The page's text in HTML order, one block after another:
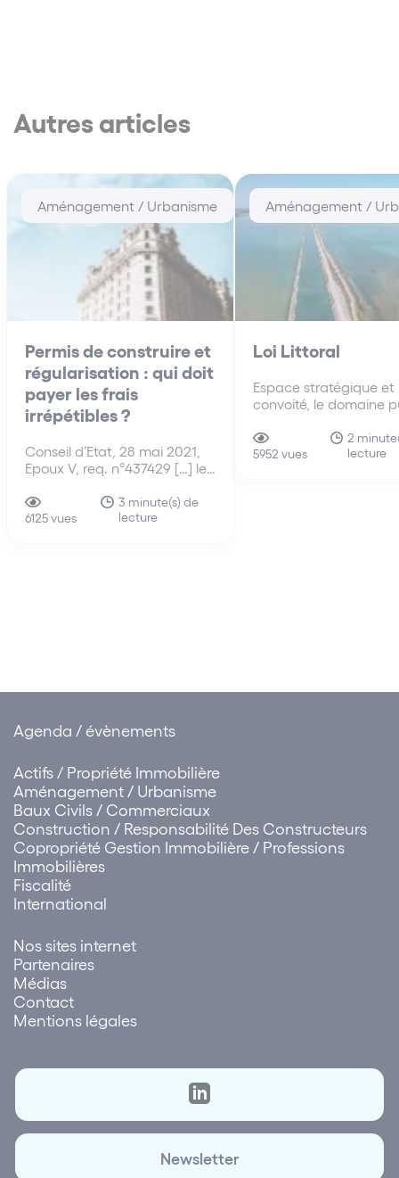
Autres articles
Aménagement / Urbanisme
Permis de construire et
régularisation : qui doit
payer les frais
irrépétibles ?
Conseil d’Etat, 28 mai 2021,
Epoux V, req. n°437429 […] le
apporter une inflexion à sa
jurisprudence concernant les
6125 vues
3 minute(s) de
lecture
Aménagement /
Loi Littoral
Espace stratégique et
convoité, le domaine
pression immobilière et
économique
5952 vues
2
lecture
Agenda / évènements
Actifs / Propriété Immobilière
Aménagement / Urbanisme
Baux Civils / Commerciaux
Construction / Responsabilité Des Constructeurs
Copropriété Gestion Immobilière / Professions
Immobilières
Fiscalité
International
Nos sites internet
Partenaires
Médias
Contact
Mentions légales
Newsletter